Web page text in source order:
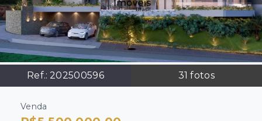
Ref.: 202500596 31 fotos
Venda